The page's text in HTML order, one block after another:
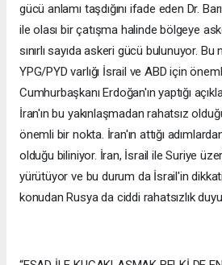
gücü anlamı taşdığını ifade eden Dr.
ile olası bir çatışma halinde bölgeye
sınırlı sayıda askeri gücü bulunuyor.
YPG/PYD varlığı İsrail ve ABD için
Cumhurbaşkanı Erdoğan'ın yaptığı
İran'ın bu yakınlaşmadan rahatsız
önemli bir nokta. İran'ın attığı
olduğu biliniyor. İran, İsrail ile Suriye
yürütüyor ve bu durum da İsrail'in
konudan Rusya da ciddi rahatsızlık